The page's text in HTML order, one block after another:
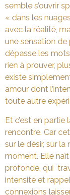
semble s’ouvrir
« dans les
avec la réalité,
une sensation de
dépasse les
rien à prouver,
existe
amour dont
toute autre
Et c’est en
rencontre. Car
sur le désir, sur
moment. Elle
profonde, qui
intensité et
connexions